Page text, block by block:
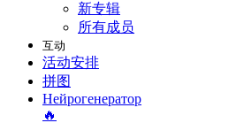
新专辑
所有成员
互动
活动安排
拼图
Нейрогенератор
🔥